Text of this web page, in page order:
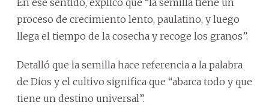
proceso de crecimiento lento, paulatino, y luego
llega el tiempo de la cosecha y recoge los granos”.
Detalló que la semilla hace referencia a la palabra
de Dios y el cultivo significa que “abarca todo y que
tiene un destino universal”.